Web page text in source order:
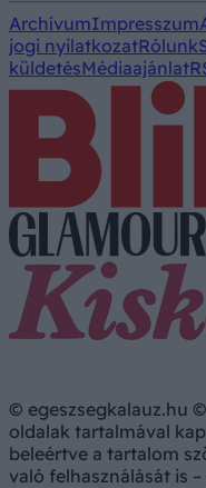
ArchívumImpresszum
jogi nyilatkozatRólunk
küldetésMédiaajánlat
© egeszsegkalauz.hu
oldalak tartalmával
beleértve a tartalom
való felhasználását is